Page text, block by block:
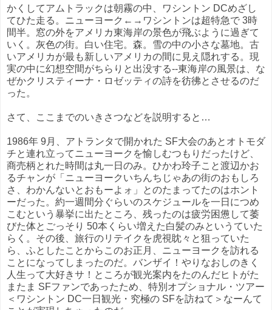
かくしてアムトラックは朝霧の中、ワシントン DCめざし
てひた走る。ニューヨーク←→ワシントンは超特急で 3時
間半。窓の外をアメリカ東海岸の景色が飛ぶように過ぎて
いく。灰色の街。白い住宅。森。雪の中の小さな墓地。古
いアメリカが最も新しいアメリカの間に見え隠れする。現
実の中に幻想空間がちらりと出没する--東海岸の風景は、な
ぜかクリスティーナ・ロゼッティの詩を彷彿とさせるのだ
った。
さて、ここまでのいきさつなどを説明すると…
1986年 9月、アトランタで開かれた SF大会のあとオトモダ
チと連れ立ってニューヨークを愉しむつもりだったけど、
商売柄とれた時間は丸一日のみ。ひかわ玲子こと渡辺かお
るチャンが「ニューヨークいちんちじゃあの街のおもしろ
さ、わかんないとおもーよォ」とのたまってたのはホント
ーだった。約一週間分ぐらいのスケジュールを一日につめ
こむという暴挙に出たところ、残ったのは疲労困憊して萎
びた体とごっそり 50本くらい増えた白髪のみというていた
らく。その後、旅行のリテイクを虎視眈々と狙っていた
ら、ふとしたことからこのお正月、ニューヨークを訪れる
ことになってしまったのだ。バンザイ！やりなおしのきく
人生って大好きサ！ところが観光案内をたのんだヒトがた
またま SFファンであったため、特別オプショナル・ツアー
＜ワシントン DC一日観光・究極の SFを訪ねて＞なーんて